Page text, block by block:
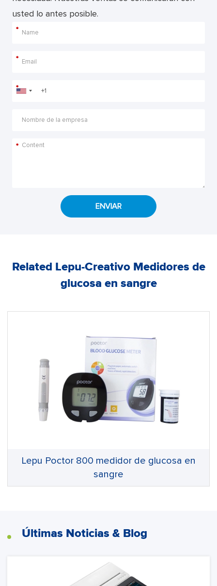
usted lo antes posible.
*
*
*
*
ENVIAR
Related Lepu-Creativo Medidores de
glucosa en sangre
Lepu Poctor 800 medidor de glucosa en
sangre
Últimas Noticias & Blog